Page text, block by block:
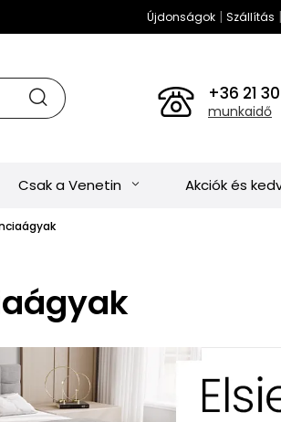
Újdonságok| Szállítás |
+36 21
munkaidő
Csak a Venetin Akciók és